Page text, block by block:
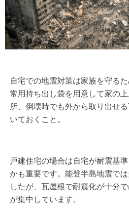
自宅での地震対策は家族を守る
常用持ち出し袋を用意して家の
所、倒壊時でも外から取り出せ
いておくこと。
戸建住宅の場合は自宅が耐震基
かも重要です。能登半島地震で
したが、瓦屋根で耐震化が十分
が集中しています。